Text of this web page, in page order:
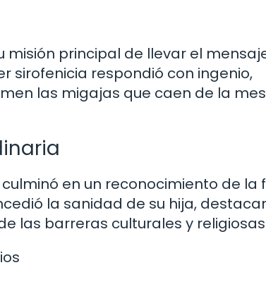
principal de llevar el
sirofenicia respondió con ingenio,
las migajas que caen de la
en un reconocimiento de la
la sanidad de su hija,
las barreras culturales y